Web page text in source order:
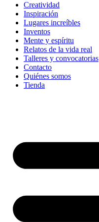
Creatividad
Inspiración
Lugares increíbles
Inventos
Mente y espíritu
Relatos de la vida real
Talleres y convocatorias
Contacto
Quiénes somos
Tienda